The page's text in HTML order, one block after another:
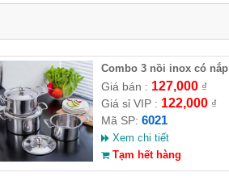
Combo 3 nồi inox có nắp
Giá bán : 127,000₫
Giá sỉ VIP : 122,000₫
Mã SP: 6021
Xem chi tiết
Tạm hết hàng